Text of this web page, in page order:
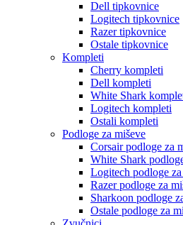
Dell tipkovnice
Logitech tipkovnice
Razer tipkovnice
Ostale tipkovnice
Kompleti
Cherry kompleti
Dell kompleti
White Shark
Logitech kompleti
Ostali kompleti
Podloge za miševe
Corsair podloge za
White Shark
Logitech podloge
Razer podloge za
Sharkoon podloge
Ostale podloge za